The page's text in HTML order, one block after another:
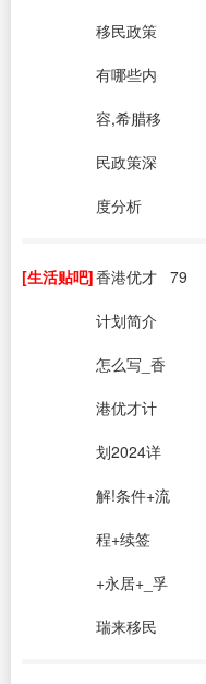
移民政策
有哪些内
容,希腊移
民政策深
度分析
[生活贴吧]香港优才
计划简介
怎么写_香
港优才计
划2024详
解!条件+流
程+续签
+永居+_孚
瑞来移民
79